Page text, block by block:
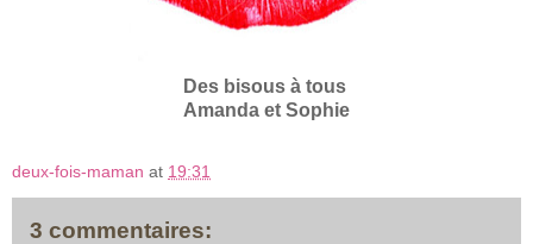
Des bisous à tous
Amanda et Sophie
deux-fois-maman at 19:31
3 commentaires: